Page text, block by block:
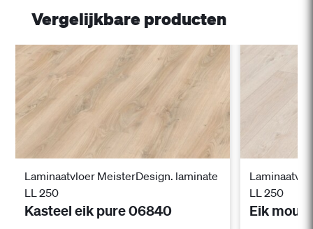
Vergelijkbare producten
Laminaatvloer MeisterDesign. laminate
LL 250
Kasteel eik pure 06840
LL 250
Eik